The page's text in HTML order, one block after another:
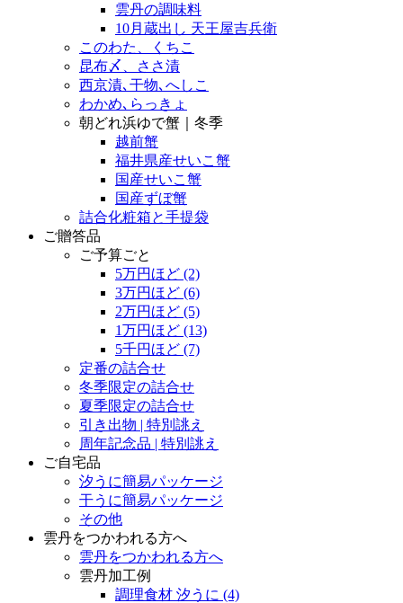
雲丹の調味料
10月蔵出し 天王屋吉兵衛
このわた、くちこ
昆布〆、ささ漬
西京漬､干物､へしこ
わかめ､らっきょ
朝どれ浜ゆで蟹｜冬季
越前蟹
福井県産せいこ蟹
国産せいこ蟹
国産ずぼ蟹
詰合化粧箱と手提袋
ご贈答品
ご予算ごと
5万円ほど (2)
3万円ほど (6)
2万円ほど (5)
1万円ほど (13)
5千円ほど (7)
定番の詰合せ
冬季限定の詰合せ
夏季限定の詰合せ
引き出物 | 特別誂え
周年記念品 | 特別誂え
ご自宅品
汐うに簡易パッケージ
干うに簡易パッケージ
その他
雲丹をつかわれる方へ
雲丹をつかわれる方へ
雲丹加工例
調理食材 汐うに (4)